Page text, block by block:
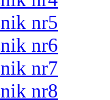
nr5
nr6
nr7
nr8